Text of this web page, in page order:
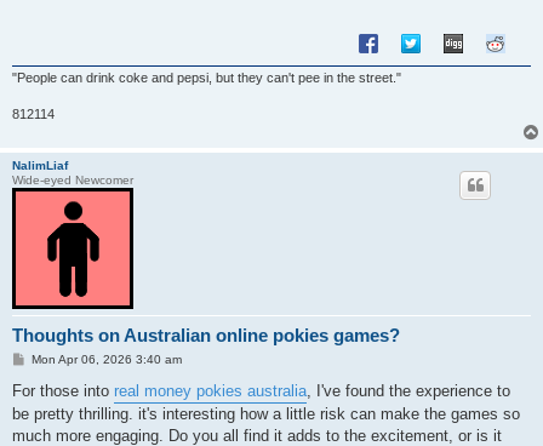
"People can drink coke and pepsi, but they can't pee in the street."
812114
NalimLiaf
Wide-eyed Newcomer
Thoughts on Australian online pokies games?
P
s
Mon Apr 06, 2026 3:40 am
For those into real money pokies australia , I've found the experience to
be pretty thrilling. it's interesting how a little risk can make the games so
much more engaging. Do you all find it adds to the excitement, or is it